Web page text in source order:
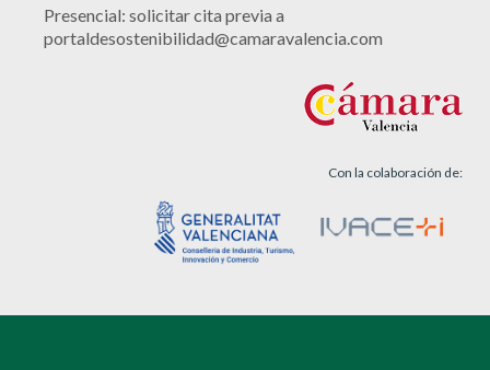
Presencial: solicitar cita previa a
portaldesostenibilidad@camaravalencia.com
Con la colaboración de: